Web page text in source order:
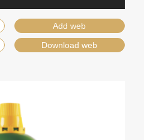
Add web
Download web